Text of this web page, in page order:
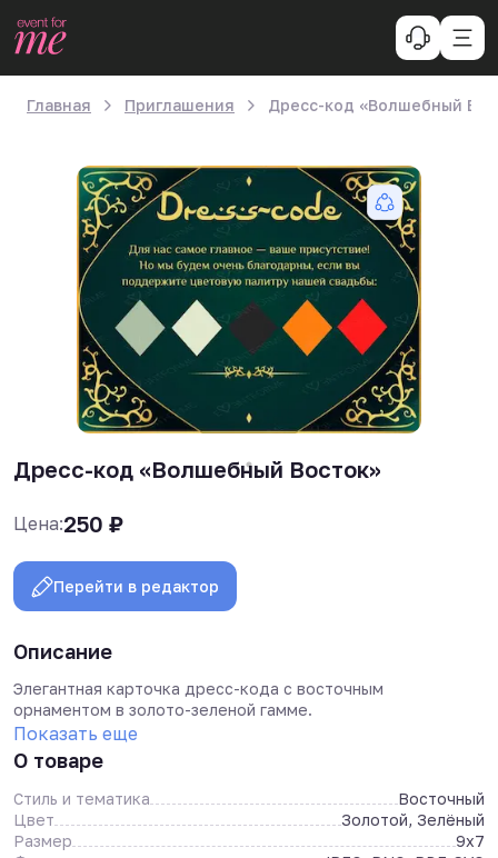
Главная Приглашения Дресс-код «Волшебный
Дресс-код «Волшебный Восток»
Цена:250 ₽
Перейти в редактор
Описание
Элегантная карточка дресс-кода с восточным
орнаментом в золото-зеленой гамме.
Показать еще
О товаре
Стиль и тематика
Восточный
Цвет
Золотой, Зелёный
Размер
9x7